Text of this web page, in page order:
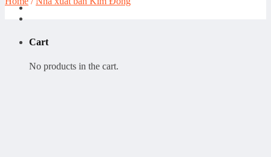
Cart
No products in the cart.